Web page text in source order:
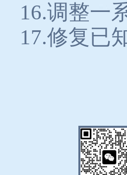
16.调整一
17.修复已